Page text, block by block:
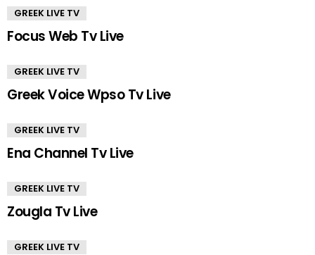
GREEK LIVE TV
Focus Web Tv Live
GREEK LIVE TV
Greek Voice Wpso Tv Live
GREEK LIVE TV
Ena Channel Tv Live
GREEK LIVE TV
Zougla Tv Live
GREEK LIVE TV